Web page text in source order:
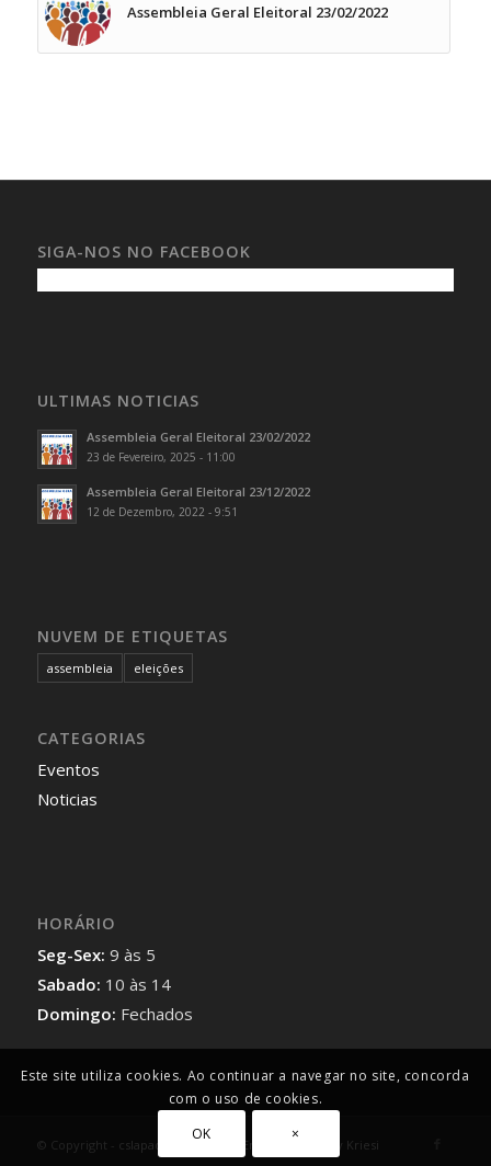
Assembleia Geral Eleitoral 23/02/2022
SIGA-NOS NO FACEBOOK
ULTIMAS NOTICIAS
Assembleia Geral Eleitoral 23/02/2022
23 de Fevereiro, 2025 - 11:00
Assembleia Geral Eleitoral 23/12/2022
12 de Dezembro, 2022 - 9:51
NUVEM DE ETIQUETAS
assembleia eleições
CATEGORIAS
Eventos
Noticias
HORÁRIO
Seg-Sex: 9 às 5
Sabado: 10 às 14
Domingo: Fechados
© Copyright - cslapadosdinheiros Enfold Theme by Kriesi
Este site utiliza cookies. Ao continuar a navegar no site, concorda
com o uso de cookies.
OK
×